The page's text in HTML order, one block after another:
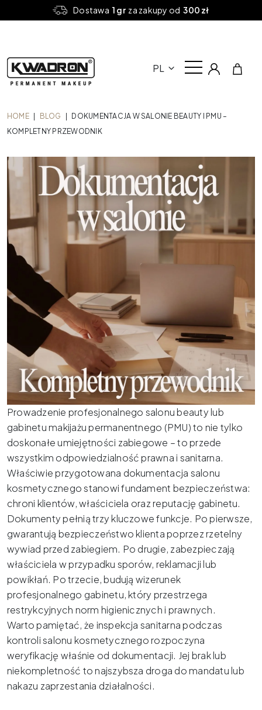
Dostawa 1 grza zakupy od 300 zł
PL
HOME BLOG
DOKUMENTACJA W SALONIE BEAUTY I PMU –
KOMPLETNY PRZEWODNIK
Prowadzenie profesjonalnego salonu beauty lub
gabinetu makijażu permanentnego (PMU) to nie tylko
doskonałe umiejętności zabiegowe – to przede
wszystkim odpowiedzialność prawna i sanitarna.
Właściwie przygotowana dokumentacja salonu
kosmetycznego stanowi fundament bezpieczeństwa:
chroni klientów, właściciela oraz reputację gabinetu.
Dokumenty pełnią trzy kluczowe funkcje. Po pierwsze,
gwarantują bezpieczeństwo klienta poprzez rzetelny
wywiad przed zabiegiem. Po drugie, zabezpieczają
właściciela w przypadku sporów, reklamacji lub
powikłań. Po trzecie, budują wizerunek
profesjonalnego gabinetu, który przestrzega
restrykcyjnych norm higienicznych i prawnych.
Warto pamiętać, że inspekcja sanitarna podczas
kontroli salonu kosmetycznego rozpoczyna
weryfikację właśnie od dokumentacji. Jej brak lub
niekompletność to najszybsza droga do mandatu lub
nakazu zaprzestania działalności.